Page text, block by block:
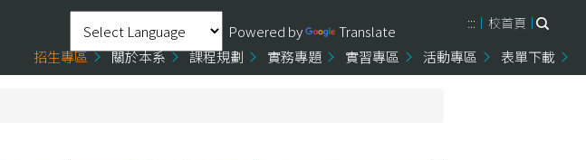
Powered by Translate ::: 校首頁
招生專區 關於本系 課程規劃 實務專題 實習專區 活動專區 表單下載